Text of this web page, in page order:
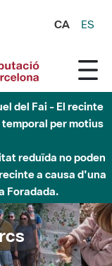
CA ES
Fluvial Besòs -
Besòs degut a
sobre el riu